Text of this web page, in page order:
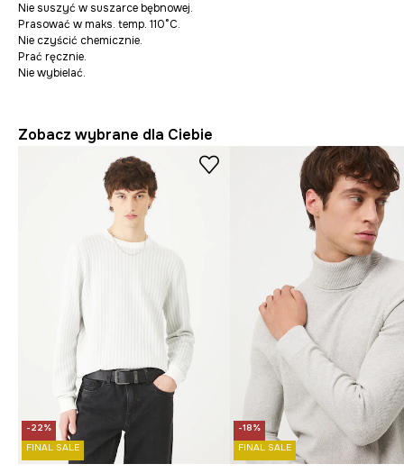
Nie suszyć w suszarce bębnowej.
Prasować w maks. temp. 110°C.
Nie czyścić chemicznie.
Prać ręcznie.
Nie wybielać.
Zobacz wybrane dla Ciebie
-22%
FINAL SALE
-18%
FINAL SALE